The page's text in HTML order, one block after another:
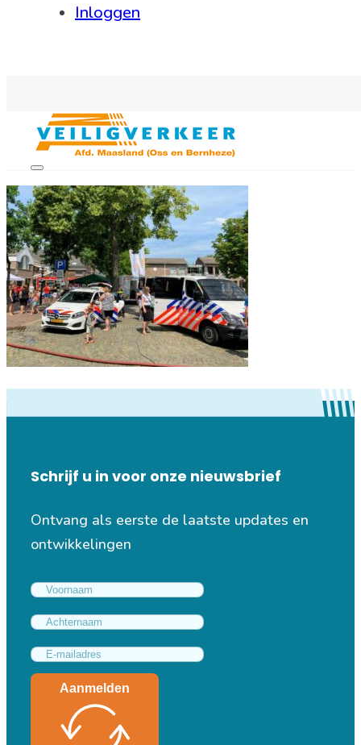
Inloggen
Schrijf u in voor onze nieuwsbrief
Ontvang als eerste de laatste updates en
ontwikkelingen
Aanmelden